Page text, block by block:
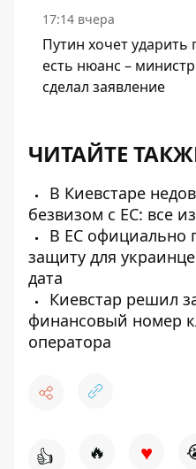
17:14 вчера
Путин хочет
есть нюанс –
сделал заявление
ЧИТАЙТЕ
В Киевстаре
безвизом с ЕС: все
В ЕС официально
защиту для
дата
Киевстар решил
финансовый номер
оператора
👍 🔥 ♥